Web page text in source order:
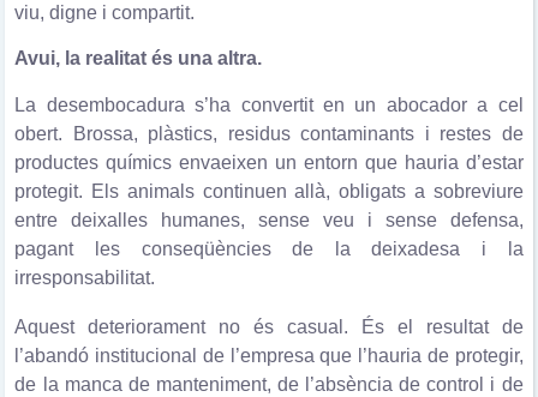
viu, digne i compartit.
Avui, la realitat és una altra.
La desembocadura s’ha convertit en un abocador a cel
obert. Brossa, plàstics, residus contaminants i restes de
productes químics envaeixen un entorn que hauria d’estar
protegit. Els animals continuen allà, obligats a sobreviure
entre deixalles humanes, sense veu i sense defensa,
pagant les conseqüències de la deixadesa i la
irresponsabilitat.
Aquest deteriorament no és casual. És el resultat de
l’abandó institucional de l’empresa que l’hauria de protegir,
de la manca de manteniment, de l’absència de control i de